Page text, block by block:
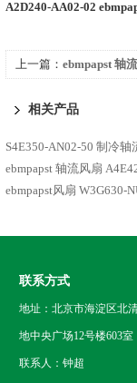
A2D240-AA02-02
上一篇： ebmpapst 轴
相关产品
S4E350-AN02-50 制冷轴
ebmpapst 轴流风扇
ebmpapst风扇 W3G630-
联系方式
地址：北京市海淀区北
地中央广场12号楼603室
联系人：钟超